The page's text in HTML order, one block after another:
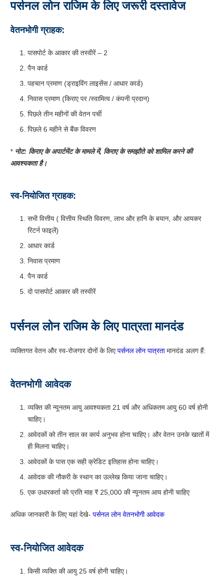
पर्सनल लोन राजिम के लिए जरूरी दस्तावेज
वेतनभोगी ग्राहक:
पासपोर्ट के आकार की तस्वीरें – 2
पैन कार्ड
पहचान प्रमाण (ड्राइविंग लाइसेंस / आधार कार्ड)
निवास प्रमाण (किराए पर /स्वामित्व / कंपनी प्रदान)
पिछले तीन महीनों की वेतन पर्ची
पिछले 6 महीने से बैंक विवरण
* नोट: किराए के अपार्टमेंट के मामले में, किराए के समझौते को शामिल करने की
आवश्यकता है।
स्व-नियोजित ग्राहक:
सभी वित्तीय ( वित्तीय स्थिति विवरण, लाभ और हानि के बयान, और आयकर
रिटर्न फाइलें)
आधार कार्ड
निवास प्रमाण
पैन कार्ड
दो पासपोर्ट आकार की तस्वीरें
पर्सनल लोन राजिम के लिए पात्रता मानदंड
व्यक्तिगत वेतन और स्व-रोजगार दोनों के लिएपर्सनल लोन पात्रतामानदंड अलग हैं:
वेतनभोगी आवेदक
व्यक्ति की न्यूनतम आयु आवश्यकता 21 वर्ष और अधिकतम आयु 60 वर्ष होनी
चाहिए।
आवेदकों को तीन साल का कार्य अनुभव होना चाहिए। और वेतन उनके खातों में
ही मिलना चाहिए।
आवेदकों के पास एक सही क्रेडिट इतिहास होना चाहिए।
आवेदक की नौकरी के स्थान का उल्लेख किया जाना चाहिए।
एक उधारकर्ता को प्रति माह ₹ 25,000 की न्यूनतम आय होनी चाहिए
अधिक जानकारी के लिए यहां देखे- पर्सनल लोन वेतनभोगी आवेदक
स्व-नियोजित आवेदक
किसी व्यक्ति की आयु 25 वर्ष होनी चाहिए।